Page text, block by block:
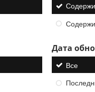
Дата
Все